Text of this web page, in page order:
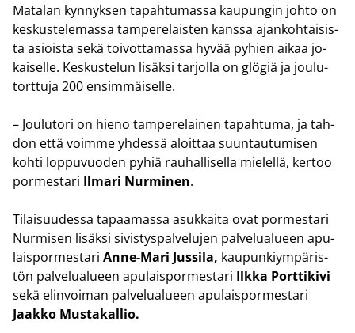
Ma­ta­lan kyn­nyk­sen ta­pah­tu­mas­sa kau­pun­gin johto on
kes­kus­te­le­mas­sa tam­pe­re­lais­ten kans­sa ajan­koh­tai­sis­
ta asiois­ta sekä toi­vot­ta­mas­sa hyvää py­hien aikaa jo­
kai­sel­le. Kes­kus­te­lun li­säk­si tar­jol­la on glö­giä ja jou­lu­
tort­tu­ja 200 en­sim­mäi­sel­le.
– Jou­lu­to­ri on hieno tam­pe­re­lai­nen ta­pah­tu­ma, ja tah­
don että voim­me yh­des­sä aloit­taa suun­tau­tu­mi­sen
kohti lop­pu­vuo­den pyhiä rau­hal­li­sel­la mie­lel­lä, ker­too
por­mes­ta­ri Il­ma­ri Nur­mi­nen.
Ti­lai­suu­des­sa ta­paa­mas­sa asuk­kai­ta ovat por­mes­ta­ri
Nur­mi­sen li­säk­si si­vis­tys­pal­ve­lu­jen pal­ve­lua­lu­een apu­
lais­por­mes­ta­ri Anne-​Mari Jus­si­la, kau­pun­kiym­pä­ris­
tön pal­ve­lua­lu­een apu­lais­por­mes­ta­ri Ilkka Port­ti­ki­vi
sekä elin­voi­man pal­ve­lua­lu­een apu­lais­por­mes­ta­ri
Jaak­ko Mus­ta­kal­lio.